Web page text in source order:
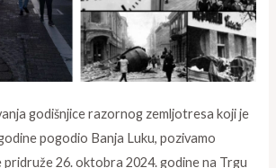
godišnjice razornog zemljotresa koji je
pogodio Banja Luku, pozivamo
pridruže 26. oktobra 2024. godine na Trgu